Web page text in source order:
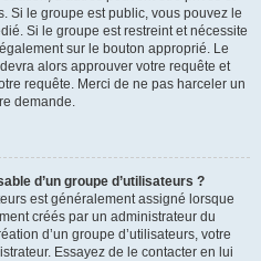
Si le groupe est public, vous pouvez le
Si le groupe est restreint et nécessite
sur le bouton approprié. Le
alors approuver votre requête et
requête. Merci de ne pas harceler un
demande.
d’un groupe d’utilisateurs ?
est généralement assigné lorsque
créés par un administrateur du
d’un groupe d’utilisateurs, votre
Essayez de le contacter en lui